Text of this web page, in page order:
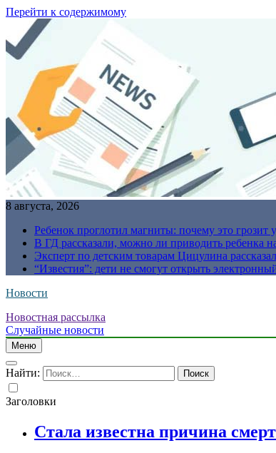
Перейти к содержимому
8 августа, 2026
Ребенок проглотил магниты: почему это грозит
В ГД рассказали, можно ли приводить ребенка
Эксперт по детским товарам Цицулина
“Известия”: дети не смогут открыть
Новости
Новостная рассылка
Случайные новости
Меню
Найти:
Заголовки
Стала известна причина